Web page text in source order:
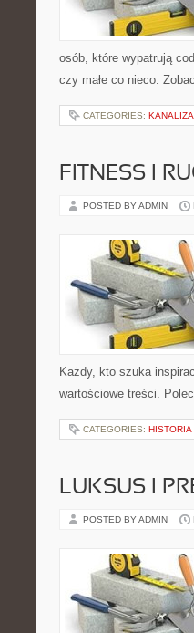
osób, które wypatrują
czy małe co nieco.
CATEGORIES:
FITNESS I
POSTED BY ADMIN
Każdy, kto szuka
wartościowe treści.
CATEGORIES: HISTORIA
LUKSUS I
POSTED BY ADMIN